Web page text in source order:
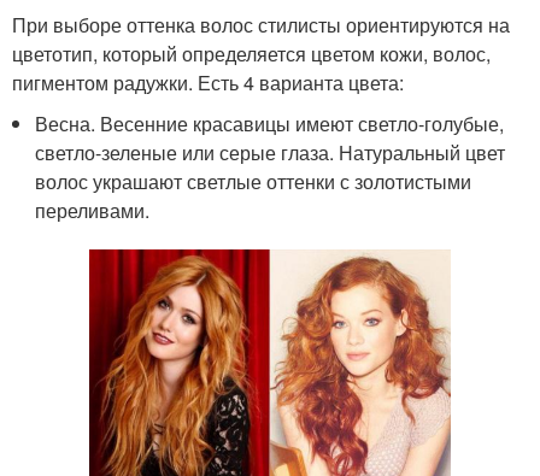
При выборе оттенка волос стилисты ориентируются на
цветотип, который определяется цветом кожи, волос,
пигментом радужки. Есть 4 варианта цвета:
Весна. Весенние красавицы имеют светло-голубые,
светло-зеленые или серые глаза. Натуральный цвет
волос украшают светлые оттенки с золотистыми
переливами.